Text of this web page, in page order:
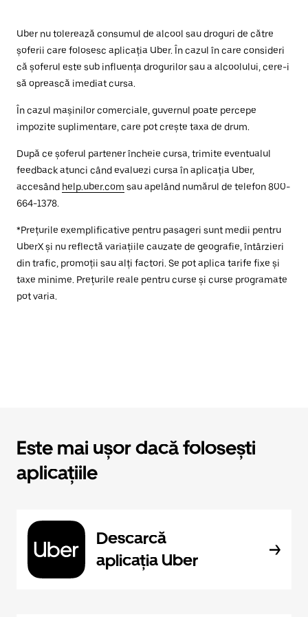
Uber nu tolerează consumul de alcool sau droguri de către
șoferii care folosesc aplicația Uber. În cazul în care consideri
că șoferul este sub influența drogurilor sau a alcoolului, cere-i
să oprească imediat cursa.
În cazul mașinilor comerciale, guvernul poate percepe
impozite suplimentare, care pot crește taxa de drum.
După ce șoferul partener încheie cursa, trimite eventualul
feedback atunci când evaluezi cursa în aplicația Uber,
accesând help.uber.com sau apelând numărul de telefon 800-
664-1378.
*Prețurile exemplificative pentru pasageri sunt medii pentru
UberX și nu reflectă variațiile cauzate de geografie, întârzieri
din trafic, promoții sau alți factori. Se pot aplica tarife fixe și
taxe minime. Prețurile reale pentru curse și curse programate
pot varia.
Este mai ușor dacă folosești
aplicațiile
Descarcă
aplicația Uber